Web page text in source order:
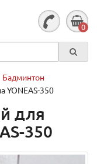
0
Бадминтон
YONEAS-350
для
350